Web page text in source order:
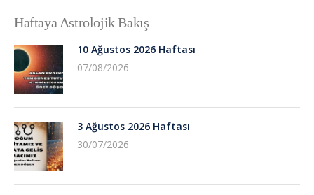
Haftaya Astrolojik Bakış
10 Ağustos 2026 Haftası
07/08/2026
3 Ağustos 2026 Haftası
30/07/2026